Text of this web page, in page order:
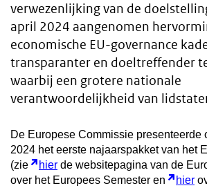
verwezenlijking van de
april 2024 aangenomen
economische EU-governance
transparanter en doeltreffender
waarbij een grotere nationale
verantwoordelijkheid van
De Europese Commissie presenteerde
2024 het eerste najaarspakket van het
(zie
hier de websitepagina van de
over het Europees Semester en
hier